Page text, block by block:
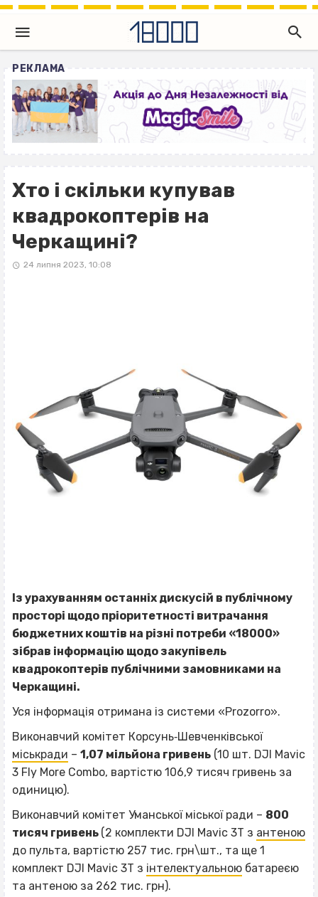
РЕКЛАМА
Хто і скільки купував
квадрокоптерів на
Черкащині?
24 липня 2023, 10:08
Із урахуванням останніх дискусій в публічному
просторі щодо пріоритетності витрачання
бюджетних коштів на різні потреби «18000»
зібрав інформацію щодо закупівель
квадрокоптерів публічними замовниками на
Черкащині.
Уся інформація отримана із системи «Prozorro».
Виконавчий комітет Корсунь‐Шевченківської
міськради – 1,07 мільйона гривень (10 шт. DJI Mavic
3 Fly More Combo, вартістю 106,9 тисяч гривень за
одиницю).
Виконавчий комітет Уманської міської ради – 800
тисяч гривень (2 комплекти DJI Mavic 3Т з антеною
до пульта, вартістю 257 тис. грн\шт., та ще 1
комплект DJI Mavic 3Т з інтелектуальною батареєю
та антеною за 262 тис. грн).